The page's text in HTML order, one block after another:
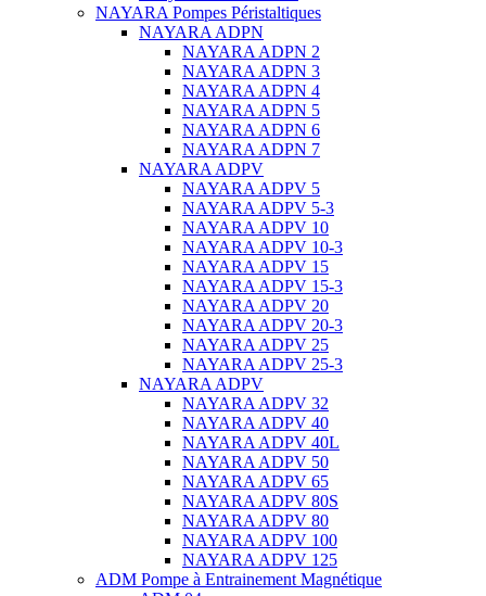
NAYARA Pompes Péristaltiques
NAYARA ADPN
NAYARA ADPN 2
NAYARA ADPN 3
NAYARA ADPN 4
NAYARA ADPN 5
NAYARA ADPN 6
NAYARA ADPN 7
NAYARA ADPV
NAYARA ADPV 5
NAYARA ADPV 5-3
NAYARA ADPV 10
NAYARA ADPV 10-3
NAYARA ADPV 15
NAYARA ADPV 15-3
NAYARA ADPV 20
NAYARA ADPV 20-3
NAYARA ADPV 25
NAYARA ADPV 25-3
NAYARA ADPV
NAYARA ADPV 32
NAYARA ADPV 40
NAYARA ADPV 40L
NAYARA ADPV 50
NAYARA ADPV 65
NAYARA ADPV 80S
NAYARA ADPV 80
NAYARA ADPV 100
NAYARA ADPV 125
ADM Pompe à Entrainement Magnétique